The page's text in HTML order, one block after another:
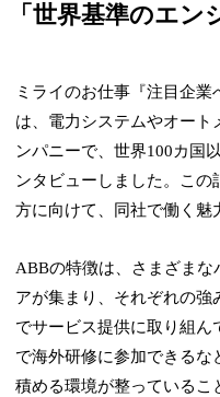
「世界基準のエ
ミライのお仕事『注目企
は、電力システムやオート
ンパニーで、世界100カ国
ンタビューしました。この
方に向けて、同社で働く魅
ABBの特徴は、さまざまな
アが集まり、それぞれの
でサービス提供に取り組ん
で海外研修に参加できるな
積める環境が整っているこ